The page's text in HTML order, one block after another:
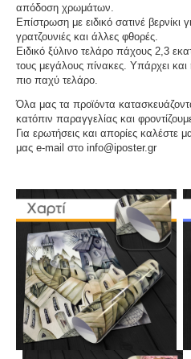
απόδοση χρωμάτων.
Επίστρωση με ειδικό σατινέ
γρατζουνιές και άλλες φθορές.
Ειδικό ξύλινο τελάρο πάχους 2,3
τους μεγάλους πίνακες. Υπάρχει
πιο παχύ τελάρο.
Όλα μας τα προϊόντα
κατόπιν παραγγελίας και
Για ερωτήσεις και απορίες καλέστε
μας e-mail στο info@iposter.gr